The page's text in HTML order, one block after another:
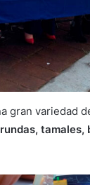
gran variedad
tamales,